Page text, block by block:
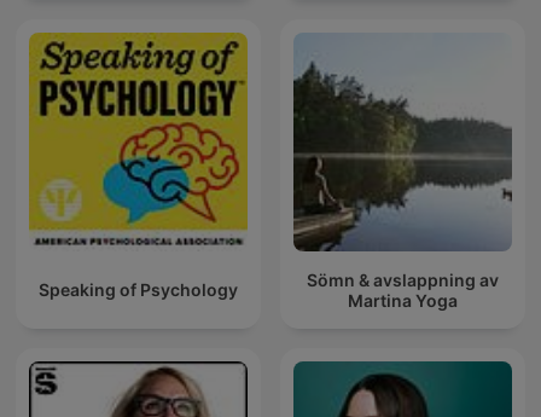
Speaking of Psychology
Sömn & avslappning av
Martina Yoga